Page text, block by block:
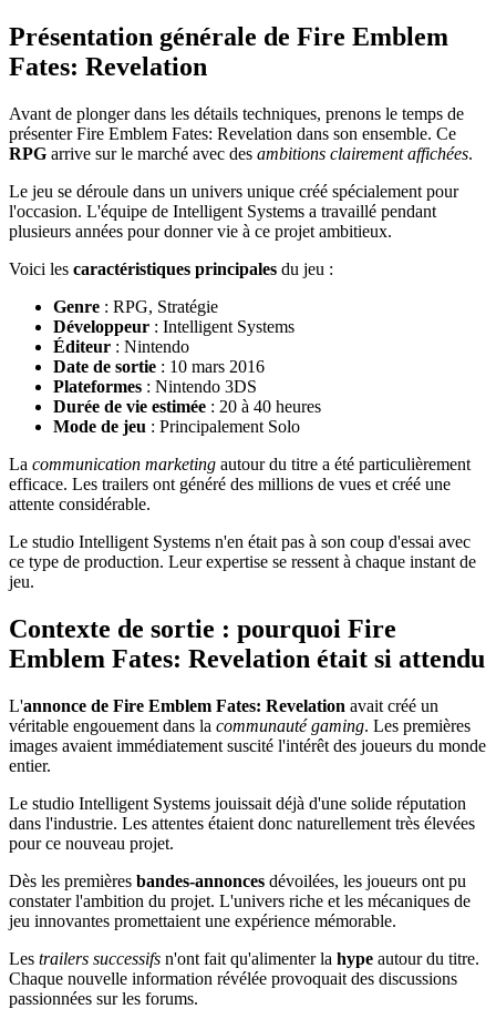
Présentation générale de Fire Emblem
Fates: Revelation
Avant de plonger dans les détails techniques, prenons le temps de
présenter Fire Emblem Fates: Revelation dans son ensemble. Ce
RPG arrive sur le marché avec des ambitions clairement affichées.
Le jeu se déroule dans un univers unique créé spécialement pour
l'occasion. L'équipe de Intelligent Systems a travaillé pendant
plusieurs années pour donner vie à ce projet ambitieux.
Voici les caractéristiques principales du jeu :
Genre : RPG, Stratégie
Développeur : Intelligent Systems
Éditeur : Nintendo
Date de sortie : 10 mars 2016
Plateformes : Nintendo 3DS
Durée de vie estimée : 20 à 40 heures
Mode de jeu : Principalement Solo
La communication marketing autour du titre a été particulièrement
efficace. Les trailers ont généré des millions de vues et créé une
attente considérable.
Le studio Intelligent Systems n'en était pas à son coup d'essai avec
ce type de production. Leur expertise se ressent à chaque instant de
jeu.
Contexte de sortie : pourquoi Fire
Emblem Fates: Revelation était si attendu
L'annonce de Fire Emblem Fates: Revelation avait créé un
véritable engouement dans la communauté gaming. Les premières
images avaient immédiatement suscité l'intérêt des joueurs du monde
entier.
Le studio Intelligent Systems jouissait déjà d'une solide réputation
dans l'industrie. Les attentes étaient donc naturellement très élevées
pour ce nouveau projet.
Dès les premières bandes-annonces dévoilées, les joueurs ont pu
constater l'ambition du projet. L'univers riche et les mécaniques de
jeu innovantes promettaient une expérience mémorable.
Les trailers successifs n'ont fait qu'alimenter la hype autour du titre.
Chaque nouvelle information révélée provoquait des discussions
passionnées sur les forums.